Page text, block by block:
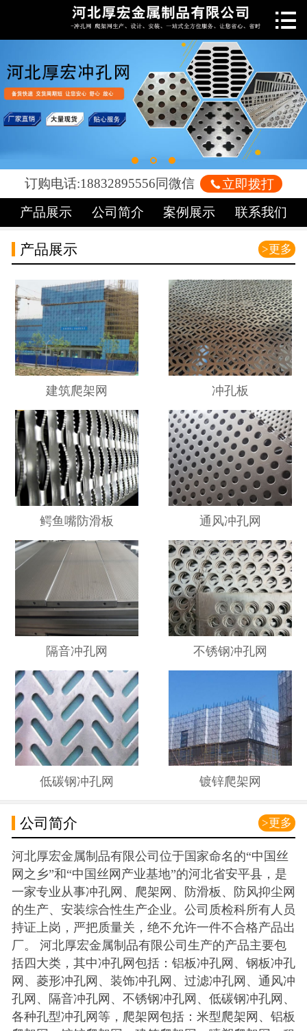
 网站首页
关于我们
新闻中心
产品中心
车间展示
案例展示
荣誉资质

订购电话:18832895556同微信 立即拨打
产品展示
公司简介 案例展示 联系我们
>更多
产品展示
建筑爬架网 冲孔板
鳄鱼嘴防滑板 通风冲孔网
隔音冲孔网 不锈钢冲孔网
低碳钢冲孔网 镀锌爬架网
>更多
公司简介
河北厚宏金属制品有限公司位于国家命名的“中国丝
网之乡”和“中国丝网产业基地”的河北省安平县，是
一家专业从事冲孔网、爬架网、防滑板、防风抑尘网
的生产、安装综合性生产企业。公司质检科所有人员
持证上岗，严把质量关，绝不允许一件不合格产品出
厂。 河北厚宏金属制品有限公司生产的产品主要包
括四大类，其中冲孔网包括：铝板冲孔网、钢板冲孔
网、菱形冲孔网、装饰冲孔网、过滤冲孔网、通风冲
孔网、隔音冲孔网、不锈钢冲孔网、低碳钢冲孔网、
各种孔型冲孔网等，爬架网包括：米型爬架网、铝板